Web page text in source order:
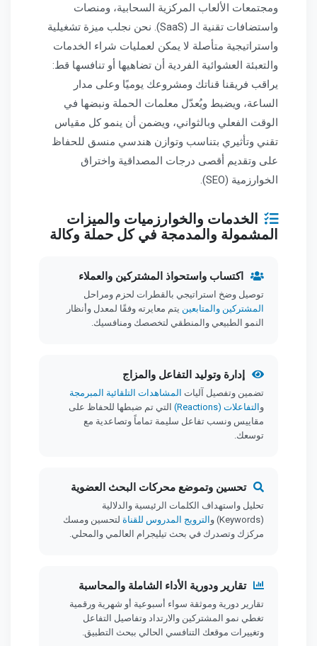
ومجتمعات الألعاب المركزية السحابية، ومنصات
واستضافات تقنية الـ (SaaS). نحن نجلب ميزة تشغيلية
واستراتيجية متأصلة لا يمكن لعمليات شراء الخدمات
والتعبئة العشوائية الفردية أن تضاهيها أو تنافسها قط:
يراقب فريقنا قناتك ومشروعك يوميًا وعلى مدار
الساعة، ويضبط ويُعدّل معلمات الحملة ونبضها في
الوقت الفعلي وبالثواني، ويضمن أن ينمو كل مقياس
تقني وتأثيري بتناسب وتوازن هندسي منسق للحفاظ
على وتقديم أقصى درجات المصداقية واختراق
الخوارزمية (SEO).
الخدمات والخوارزميات والميزات
المشمولة والمدمجة في كل حملة وكالة
اكتساب واستحواذ المشتركين والعملاء
توصيل وضخ استراتيجي بالقطرات لحزم ومراحل
المشتركين والمتابعين يتم معايرته وفقًا لمعدل وأنظار
النمو الطبيعي والمنطقي لتخصصك ومنافسيك.
إدارة وتوليد التفاعل والمزاج
تضمين وتفصيل آليات المشاهدات التلقائية المبرمجة
و التفاعلات (Reactions)
التي تم ضبطها للحفاظ على
مقاييس ونسب تفاعل سليمة تماماً وتصاعدية مع
توسعك.
تحسين وتموضع محركات البحث العضوية
تحليل واستهداف الكلمات الرئيسية والدلالية
(Keywords) و
الترويج المدروس للقناة لتحسين ومسك
مركزك وتصدرك في بحث تيليجرام العالمي والمحلي.
تقارير ودورية الأداء الشاملة والمحاسبة
تقارير دورية وموثقة سواء أسبوعية أو شهرية ورقمية
تغطي نمو المشتركين والارتداد وتفاصيل التفاعل
وتغييرات موقعك التنافسي الحالي ببحث التطبيق.